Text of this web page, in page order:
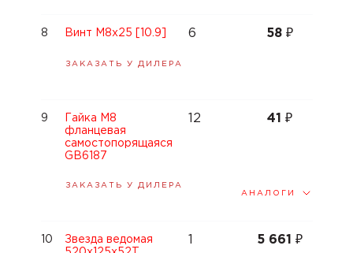
Винт М8x25 [10.9] 6 58 ₽
ЗАКАЗАТЬ У ДИЛЕРА
8
Гайка M8
фланцевая
самостопорящаяся
GB6187
12 41 ₽
ЗАКАЗАТЬ У ДИЛЕРА
АНАЛОГИ
9
Звезда ведомая
5 661 ₽
10